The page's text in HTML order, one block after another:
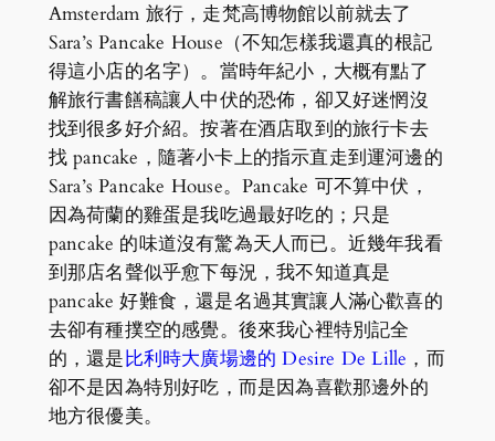
Amsterdam 旅行，走梵高博物館以前就去了
Sara’s Pancake House（不知怎樣我還真的根記
得這小店的名字）。當時年紀小，大概有點了
解旅行書饍稿讓人中伏的恐佈，卻又好迷惘沒
找到很多好介紹。按著在酒店取到的旅行卡去
找 pancake，隨著小卡上的指示直走到運河邊的
Sara’s Pancake House。Pancake 可不算中伏，
因為荷蘭的雞蛋是我吃過最好吃的；只是
pancake 的味道沒有驚為天人而已。近幾年我看
到那店名聲似乎愈下每況，我不知道真是
pancake 好難食，還是名過其實讓人滿心歡喜的
去卻有種撲空的感覺。後來我心裡特別記全
的，還是比利時大廣場邊的 Desire De Lille ，而
卻不是因為特別好吃，而是因為喜歡那邊外的
地方很優美。